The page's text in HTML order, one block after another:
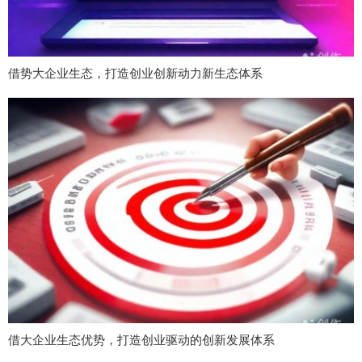
借势大企业生态，打造创业创新动力新生态体系
借大企业生态优势，打造创业驱动的创新发展体系